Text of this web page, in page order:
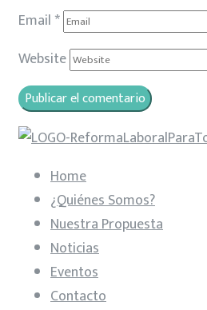
Email *
Website
Home
¿Quiénes Somos?
Nuestra Propuesta
Noticias
Eventos
Contacto